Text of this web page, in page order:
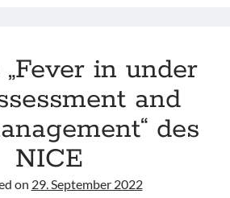
in under
and
des
NICE
on 29. September 2022